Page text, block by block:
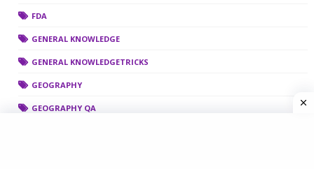
FDA
GENERAL KNOWLEDGE
GENERAL KNOWLEDGETRICKS
GEOGRAPHY
GEOGRAPHY QA